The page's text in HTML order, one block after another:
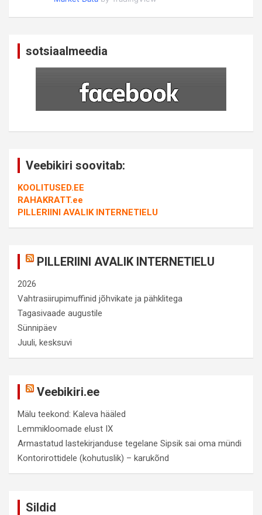
sotsiaalmeedia
Veebikiri soovitab:
KOOLITUSED.EE
RAHAKRATT.ee
PILLERIINI AVALIK INTERNETIELU
PILLERIINI AVALIK INTERNETIELU
2026
Vahtrasiirupimuffinid jõhvikate ja pähklitega
Tagasivaade augustile
Sünnipäev
Juuli, kesksuvi
Veebikiri.ee
Mälu teekond: Kaleva hääled
Lemmikloomade elust IX
Armastatud lastekirjanduse tegelane Sipsik sai oma mündi
Kontorirottidele (kohutuslik) – karukõnd
Sildid